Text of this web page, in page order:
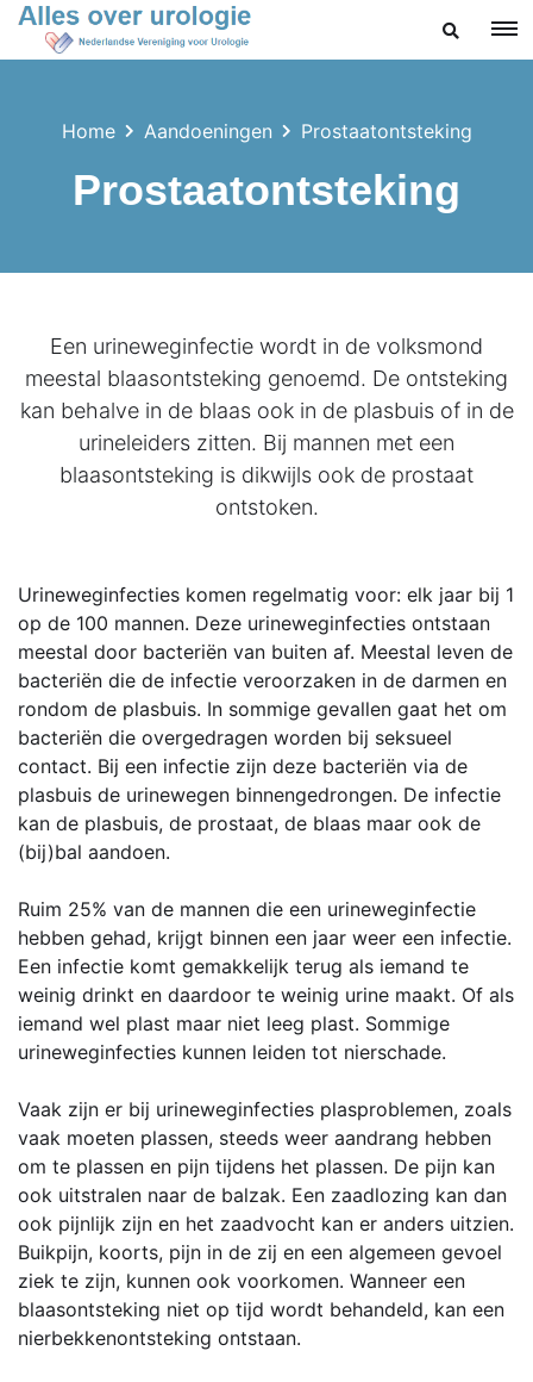
ZOEKEN
Home Aandoeningen Prostaatontsteking
Prostaatontsteking
Een urineweginfectie wordt in de volksmond
meestal blaasontsteking genoemd. De ontsteking
kan behalve in de blaas ook in de plasbuis of in de
urineleiders zitten. Bij mannen met een
blaasontsteking is dikwijls ook de prostaat
ontstoken.
Urineweginfecties komen regelmatig voor: elk jaar bij 1
op de 100 mannen. Deze urineweginfecties ontstaan
meestal door bacteriën van buiten af. Meestal leven de
bacteriën die de infectie veroorzaken in de darmen en
rondom de plasbuis. In sommige gevallen gaat het om
bacteriën die overgedragen worden bij seksueel
contact. Bij een infectie zijn deze bacteriën via de
plasbuis de urinewegen binnengedrongen. De infectie
kan de plasbuis, de prostaat, de blaas maar ook de
(bij)bal aandoen.
Ruim 25% van de mannen die een urineweginfectie
hebben gehad, krijgt binnen een jaar weer een infectie.
Een infectie komt gemakkelijk terug als iemand te
weinig drinkt en daardoor te weinig urine maakt. Of als
iemand wel plast maar niet leeg plast. Sommige
urineweginfecties kunnen leiden tot nierschade.
Vaak zijn er bij urineweginfecties plasproblemen, zoals
vaak moeten plassen, steeds weer aandrang hebben
om te plassen en pijn tijdens het plassen. De pijn kan
ook uitstralen naar de balzak. Een zaadlozing kan dan
ook pijnlijk zijn en het zaadvocht kan er anders uitzien.
Buikpijn, koorts, pijn in de zij en een algemeen gevoel
ziek te zijn, kunnen ook voorkomen. Wanneer een
blaasontsteking niet op tijd wordt behandeld, kan een
nierbekkenontsteking ontstaan.